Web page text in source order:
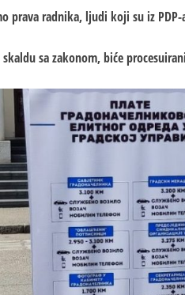
prava radnika, ljudi koji su iz
skaldu sa zakonom, biće